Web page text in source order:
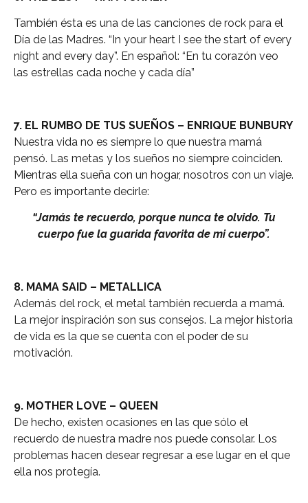
También ésta es una de las canciones de rock para el
Día de las Madres. “In your heart I see the start of every
night and every day”. En español: “En tu corazón veo
las estrellas cada noche y cada día”
7. EL RUMBO DE TUS SUEÑOS – ENRIQUE BUNBURY
Nuestra vida no es siempre lo que nuestra mamá
pensó. Las metas y los sueños no siempre coinciden.
Mientras ella sueña con un hogar, nosotros con un viaje.
Pero es importante decirle:
“Jamás te recuerdo, porque nunca te olvido. Tu
cuerpo fue la guarida favorita de mi cuerpo”.
8. MAMA SAID – METALLICA
Además del rock, el metal también recuerda a mamá.
La mejor inspiración son sus consejos. La mejor historia
de vida es la que se cuenta con el poder de su
motivación.
9. MOTHER LOVE – QUEEN
De hecho, existen ocasiones en las que sólo el
recuerdo de nuestra madre nos puede consolar. Los
problemas hacen desear regresar a ese lugar en el que
ella nos protegía.